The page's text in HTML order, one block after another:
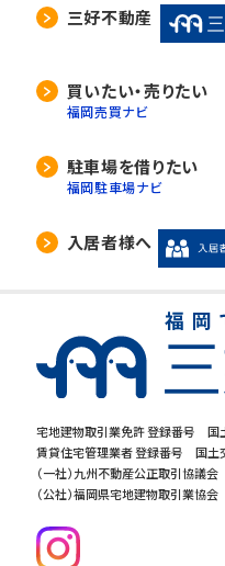
4. 個人情報の
当社は、利用目的
て、個人情報の取扱
委託先の選定には
の間で必要な契約を
5. 開示等の請
「開示」「訂正・追加
供の拒否」の請求に
る方は、当社「個人
問合せください。
6.個人情報を提
いて
当社の要求する個人
お客様の任意でござい
宅地建物取引業免許 登録番号 国
賃貸住宅管理業者 登録番号 国土
（一社）九州不動産公正取引協議
（公社）福岡県宅地建物取引業協
三好不動産
買いたい・売りたい
福岡売買ナビ
駐車場を借りたい
福岡駐車場ナビ
入居者様へ